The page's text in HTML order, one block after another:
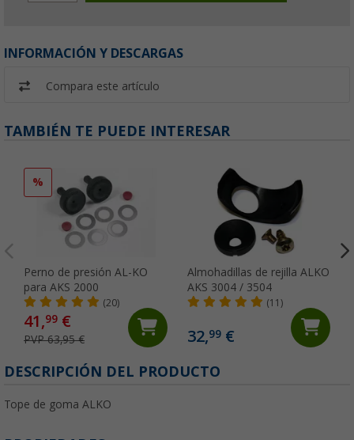
INFORMACIÓN Y DESCARGAS
Compara este artículo
TAMBIÉN TE PUEDE INTERESAR
%
Perno de presión AL-KO
para AKS 2000
(20)
41,99 €
PVP 63,95 €
Almohadillas de rejilla ALKO
AKS 3004 / 3504
(11)
32,99€
DESCRIPCIÓN DEL PRODUCTO
Tope de goma ALKO